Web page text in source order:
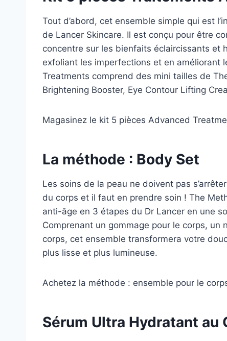
Tout d’abord, cet ensemble simple qui est
de Lancer Skincare. Il est conçu pour être
concentre sur les bienfaits éclaircissants et
exfoliant les imperfections et en améliorant
Treatments comprend des mini tailles de
Brightening Booster, Eye Contour Lifting
Magasinez le kit 5 pièces Advanced
La méthode : Body Set
Les soins de la peau ne doivent pas
du corps et il faut en prendre soin ! The
anti-âge en 3 étapes du Dr Lancer en une
Comprenant un gommage pour le corps,
corps, cet ensemble transformera votre
plus lisse et plus lumineuse.
Achetez la méthode : ensemble pour le
Sérum Ultra Hydratant